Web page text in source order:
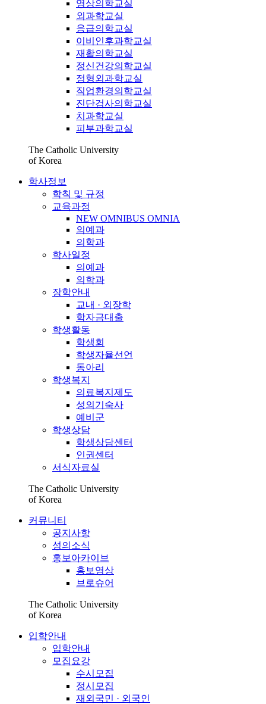
영상의학교실
외과학교실
응급의학교실
이비인후과학교실
재활의학교실
정신건강의학교실
정형외과학교실
직업환경의학교실
진단검사의학교실
치과학교실
피부과학교실
The Catholic University
of Korea
학사정보
학칙 및 규정
교육과정
NEW OMNIBUS OMNIA
의예과
의학과
학사일정
의예과
의학과
장학안내
교내 · 외장학
학자금대출
학생활동
학생회
학생자율선언
동아리
학생복지
의료복지제도
성의기숙사
예비군
학생상담
학생상담센터
인권센터
서식자료실
The Catholic University
of Korea
커뮤니티
공지사항
성의소식
홍보아카이브
홍보영상
브로슈어
The Catholic University
of Korea
입학안내
입학안내
모집요강
수시모집
정시모집
재외국민 · 외국인